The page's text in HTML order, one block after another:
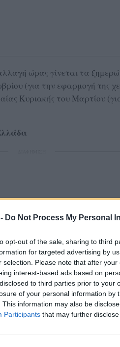
Do Not Process My Personal
opt-out of the sale, sharing to third
for targeted advertising by
selection. Please note that after
interest-based ads based on
to third parties prior to your
of your personal information by
This information may also be
Participants that may further
ώρας γίνεται τα
(για την εφαρμογή της
Κυριακής του Μαρτίου